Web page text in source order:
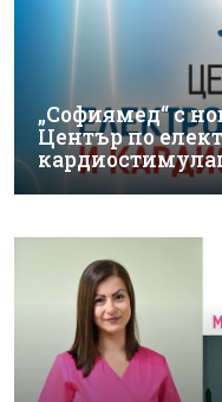
„Софиямед“ с
Център по